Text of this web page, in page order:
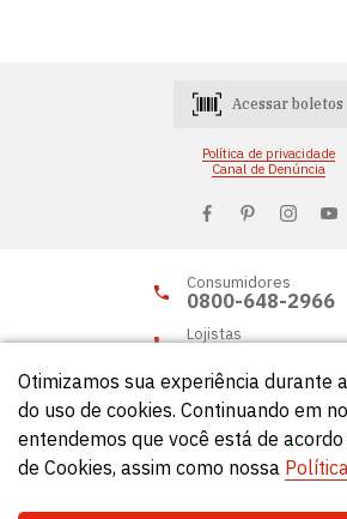
Acessar boletos
Política de privacidade
Canal de Denúncia
Consumidores
0800-648-2966
Lojistas
© Círculo 2026 - Todos os direitos
Otimizamos sua experiência durante
do uso de cookies. Continuando em
entendemos que você está de
de Cookies, assim como nossa